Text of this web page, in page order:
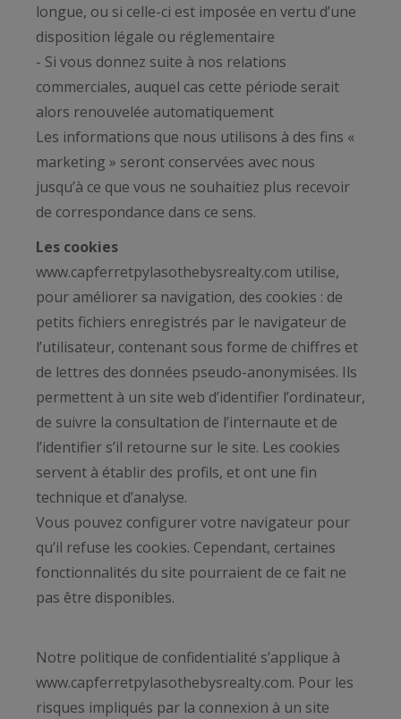
longue, ou si celle-ci est imposée en vertu d’une
disposition légale ou réglementaire
- Si vous donnez suite à nos relations
commerciales, auquel cas cette période serait
alors renouvelée automatiquement
Les informations que nous utilisons à des fins «
marketing » seront conservées avec nous
jusqu’à ce que vous ne souhaitiez plus recevoir
de correspondance dans ce sens.
Les cookies
www.capferretpylasothebysrealty.com utilise,
pour améliorer sa navigation, des cookies : de
petits fichiers enregistrés par le navigateur de
l’utilisateur, contenant sous forme de chiffres et
de lettres des données pseudo-anonymisées. Ils
permettent à un site web d’identifier l’ordinateur,
de suivre la consultation de l’internaute et de
l’identifier s’il retourne sur le site. Les cookies
servent à établir des profils, et ont une fin
technique et d’analyse.
Vous pouvez configurer votre navigateur pour
qu’il refuse les cookies. Cependant, certaines
fonctionnalités du site pourraient de ce fait ne
pas être disponibles.
Notre politique de confidentialité s’applique à
www.capferretpylasothebysrealty.com. Pour les
risques impliqués par la connexion à un site